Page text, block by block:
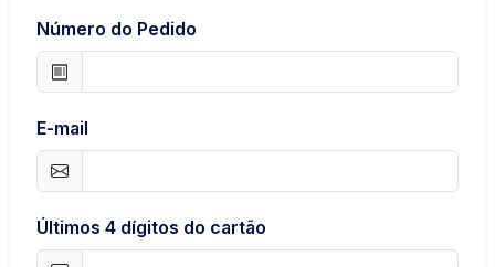
Número do Pedido
E-mail
Últimos 4 dígitos do cartão